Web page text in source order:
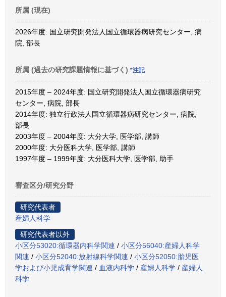
所属 (現在)
2026年度: 国立研究開発法人国立循環器病研究センター, 病
院, 部長
所属 (過去の研究課題情報に基づく) *注記
2015年度 – 2024年度: 国立研究開発法人国立循環器病研究
センター, 病院, 部長
2014年度: 独立行政法人国立循環器病研究センター, 病院,
部長
2003年度 – 2004年度: 大分大学, 医学部, 講師
2000年度: 大分医科大学, 医学部, 講師
1997年度 – 1999年度: 大分医科大学, 医学部, 助手
審査区分/研究分野
研究代表者
産婦人科学
研究代表者以外
小区分53020:循環器内科学関連 / 小区分56040:産婦人科学
関連 / 小区分52040:放射線科学関連 / 小区分52050:胎児医
学および小児成育学関連 / 血液内科学 / 産婦人科学 / 産婦人
科学